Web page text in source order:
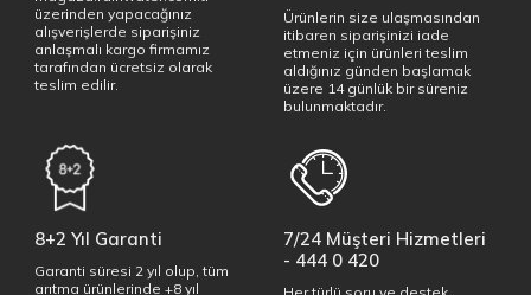
üzerinden yapacağınız
alışverişlerde siparişiniz
anlaşmalı kargo firmamız
tarafından ücretsiz olarak
teslim edilir.
Ürünlerin size ulaşmasından
itibaren siparişinizi iade
etmeniz için ürünleri teslim
aldığınız günden başlamak
üzere 14 günlük bir süreniz
bulunmaktadır.
8+2 Yıl Garanti
Garanti süresi 2 yıl olup, tüm
arıtma ürünlerinde +8 yıl
7/24 Müşteri Hizmetleri
- 444 0 420
Her türlü soru ve destek